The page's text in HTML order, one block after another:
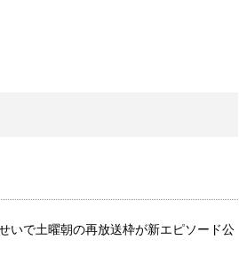
いで土曜朝の再放送枠が新エピソード公